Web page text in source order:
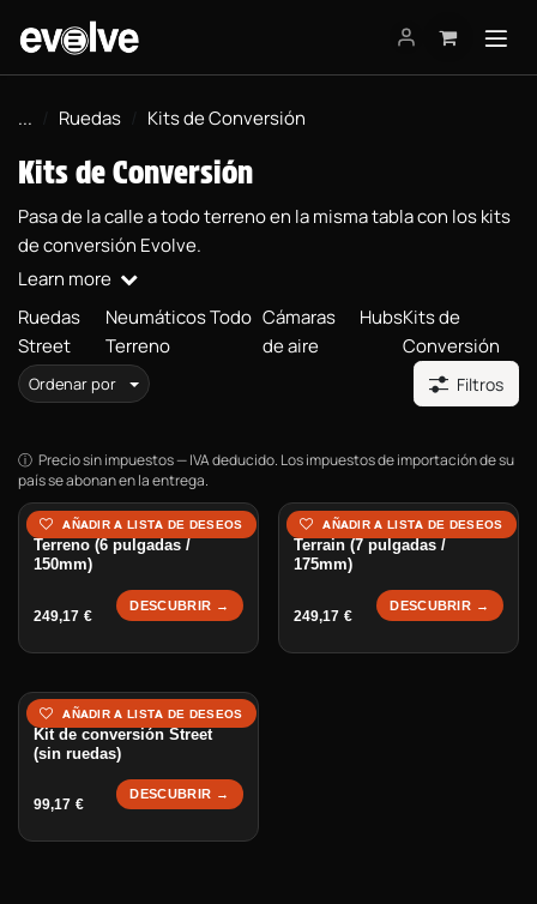
... Ruedas Kits de Conversión
Kits de Conversión
Pasa de la calle a todo terreno en la misma tabla con los kits
de conversión Evolve.
Learn more
Ruedas
Street
Neumáticos Todo
Terreno
Cámaras
de aire
HubsKits de
Conversión
Ordenar por Filtros
Precio sin impuestos — IVA deducido. Los impuestos de importación de su
país se abonan en la entrega.
Kit de Conversión Todo
Terreno (6 pulgadas /
150mm)
249,17 €
DESCUBRIR →
AÑADIR A LISTA DE DESEOS
Kit de Conversión All-
Terrain (7 pulgadas /
175mm)
249,17€
DESCUBRIR →
AÑADIR A LISTA DE DESEOS
Kit de conversión Street
(sin ruedas)
99,17 €
DESCUBRIR →
AÑADIR A LISTA DE DESEOS